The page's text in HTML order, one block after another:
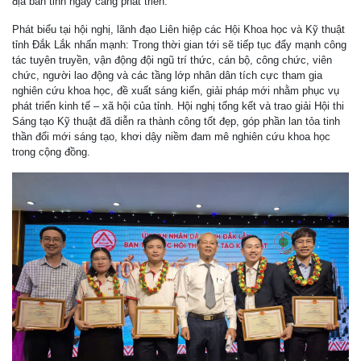
Phát biểu tại hội nghị, lãnh đạo Liên hiệp các Hội Khoa học và Kỹ thuật
tỉnh Đắk Lắk nhấn mạnh: Trong thời gian tới sẽ tiếp tục đẩy mạnh công
tác tuyên truyền, vận động đội ngũ trí thức, cán bộ, công chức, viên
chức, người lao động và các tầng lớp nhân dân tích cực tham gia
nghiên cứu khoa học, đề xuất sáng kiến, giải pháp mới nhằm phục vụ
phát triển kinh tế – xã hội của tỉnh. Hội nghị tổng kết và trao giải Hội thi
Sáng tạo Kỹ thuật đã diễn ra thành công tốt đẹp, góp phần lan tỏa tinh
thần đổi mới sáng tạo, khơi dậy niềm đam mê nghiên cứu khoa học
trong cộng đồng.